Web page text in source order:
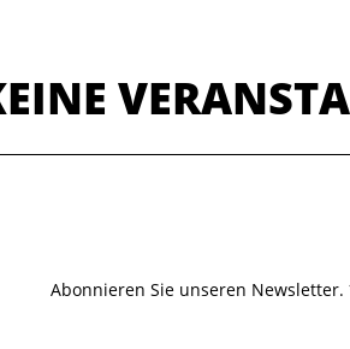
Abonnieren Sie unseren